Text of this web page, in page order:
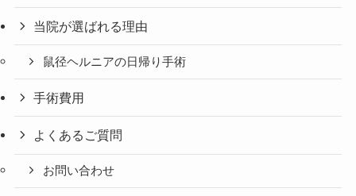
当院が選ばれる理由
鼠径ヘルニアの日帰り手術
手術費用
よくあるご質問
お問い合わせ